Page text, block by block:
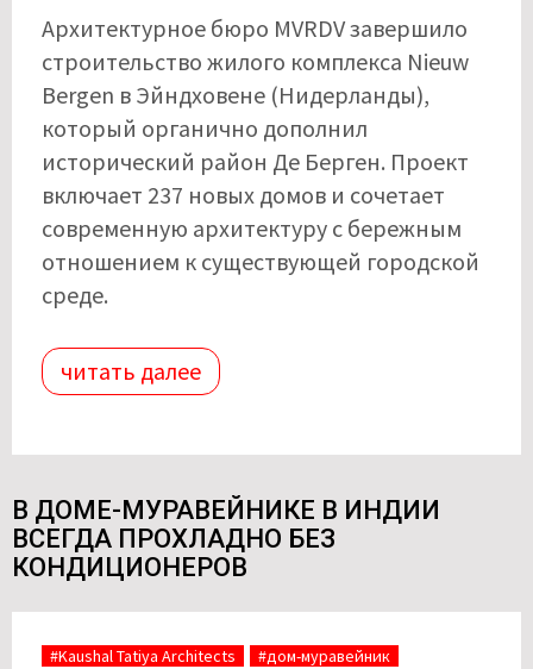
Архитектурное бюро MVRDV завершило
строительство жилого комплекса Nieuw
Bergen в Эйндховене (Нидерланды),
который органично дополнил
исторический район Де Берген. Проект
включает 237 новых домов и сочетает
современную архитектуру с бережным
отношением к существующей городской
среде.
читать далее
В ДОМЕ-МУРАВЕЙНИКЕ В ИНДИИ
ВСЕГДА ПРОХЛАДНО БЕЗ
КОНДИЦИОНЕРОВ
#Kaushal Tatiya Architects
#дом-муравейник